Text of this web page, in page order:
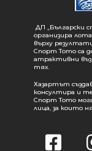
ДП „Български
организира
върху
Спорт Тото са
атрактивни
тях.
Хазартът
консултира и
Спорт Тото
лица, за които